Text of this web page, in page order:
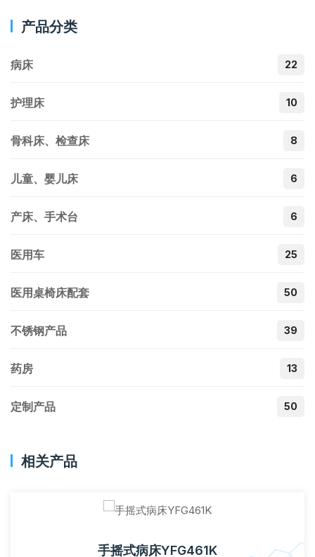
产品分类
病床 22
护理床 10
骨科床、检查床 8
儿童、婴儿床 6
产床、手术台 6
医用车 25
医用桌椅床配套 50
不锈钢产品 39
药房 13
定制产品 50
相关产品
手摇式病床YFG461K